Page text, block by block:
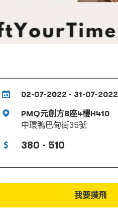
02-07-2022 - 31-07-2022
PMQ元創方B座4樓H410
中環鴨巴甸街35號
380 - 510
我要撲飛